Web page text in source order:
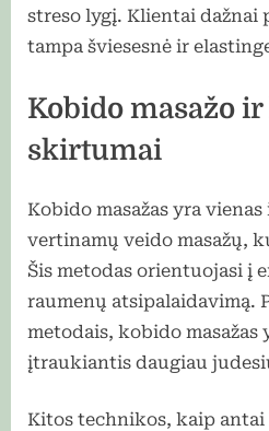
streso lygį. Klientai dažnai
tampa šviesesnė ir
Kobido masažo
skirtumai
Kobido masažas yra
vertinamų veido masažų,
Šis metodas orientuojasi į
raumenų atsipalaidavimą.
metodais, kobido masažas
įtraukiantis daugiau
Kitos technikos, kaip